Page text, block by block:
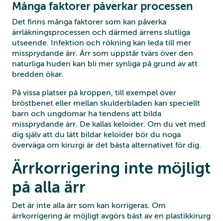
Många faktorer påverkar processen
Det finns många faktorer som kan påverka
ärrläkningsprocessen och därmed ärrens slutliga
utseende. Infektion och rökning kan leda till mer
missprydande ärr. Ärr som uppstår tvärs över den
naturliga huden kan bli mer synliga på grund av att
bredden ökar.
På vissa platser på kroppen, till exempel över
bröstbenet eller mellan skulderbladen kan speciellt
barn och ungdomar ha tendens att bilda
missprydande ärr. De kallas keloider. Om du vet med
dig själv att du lätt bildar keloider bör du noga
överväga om kirurgi är det bästa alternativet för dig.
Ärrkorrigering inte möjligt
på alla ärr
Det är inte alla ärr som kan korrigeras. Om
ärrkorrigering är möjligt avgörs bäst av en plastikkirurg